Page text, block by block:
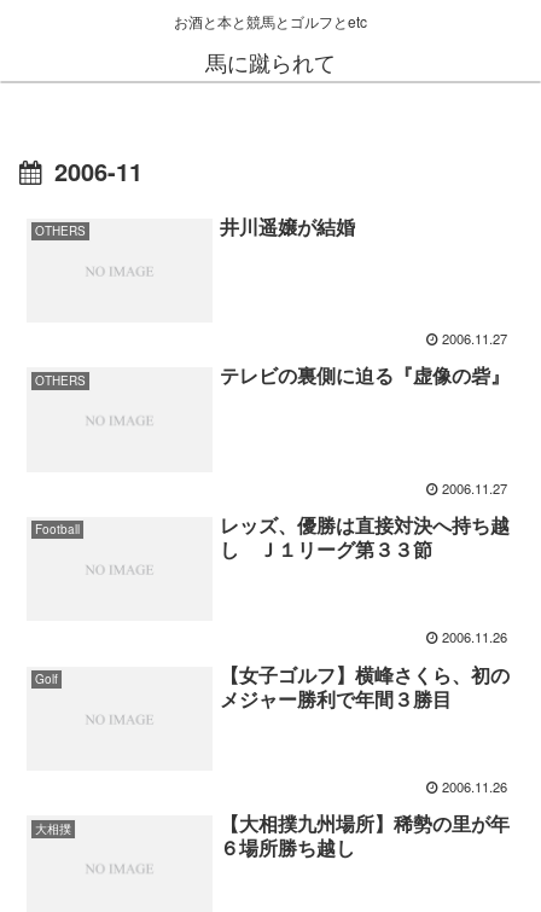
お酒と本と競馬とゴルフとetc
馬に蹴られて
2006-11
OTHERS 井川遥嬢が結婚
2006.11.27
OTHERS テレビの裏側に迫る『虚像の砦』
2006.11.27
Football
レッズ、優勝は直接対決へ持ち越
し Ｊ１リーグ第３３節
2006.11.26
Golf
【女子ゴルフ】横峰さくら、初の
メジャー勝利で年間３勝目
2006.11.26
大相撲
【大相撲九州場所】稀勢の里が年
６場所勝ち越し